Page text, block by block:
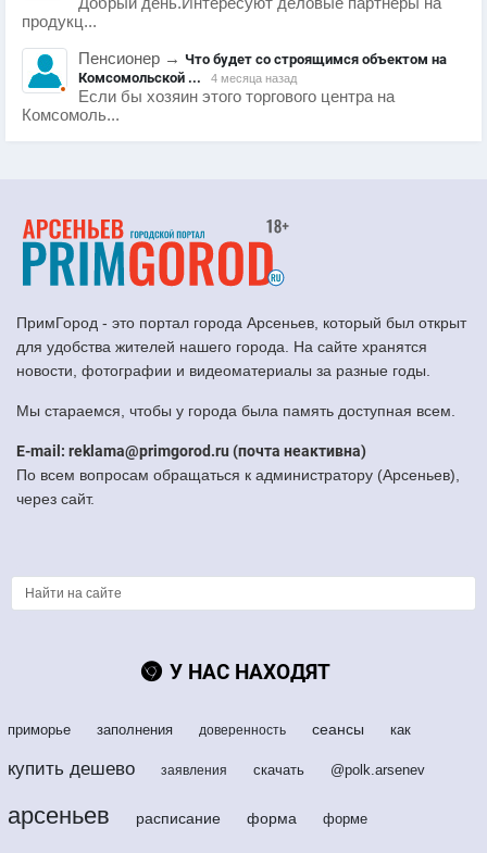
Добрый день.Интересуют деловые партнеры на
продукц...
Пенсионер → Что будет со строящимся объектом на
Комсомольской ...
4 месяца назад
Если бы хозяин этого торгового центра на
Комсомоль...
ПримГород - это портал города Арсеньев, который был открыт
для удобства жителей нашего города. На сайте хранятся
новости, фотографии и видеоматериалы за разные годы.
Мы стараемся, чтобы у города была память доступная всем.
E-mail: reklama@primgorod.ru (почта неактивна)
По всем вопросам обращаться к администратору (Арсеньев),
через сайт.
У НАС НАХОДЯТ
приморье заполнения доверенность сеансы как
купить дешево заявления скачать @polk.arsenev
арсеньев расписание форма форме